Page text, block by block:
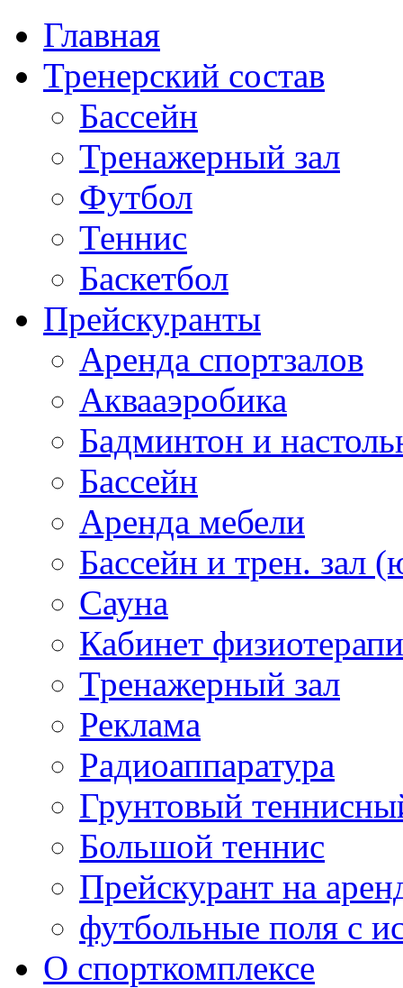
Главная
Тренерский состав
Бассейн
Тренажерный зал
Футбол
Теннис
Баскетбол
Прейскуранты
Аренда спортзалов
Аквааэробика
Бадминтон и
Бассейн
Аренда мебели
Бассейн и трен. зал
Сауна
Кабинет
Тренажерный зал
Реклама
Радиоаппаратура
Грунтовый
Большой теннис
Прейскурант на
футбольные поля с
О спорткомплексе